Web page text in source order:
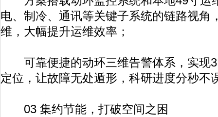
电、制冷、通讯等关键子系统的链路视角
维，大幅提升运维效率；
可靠便捷的动环三维告警体系，实现
定位，让故障无处遁形，科研进度分秒不
03 集约节能，打破空间之困